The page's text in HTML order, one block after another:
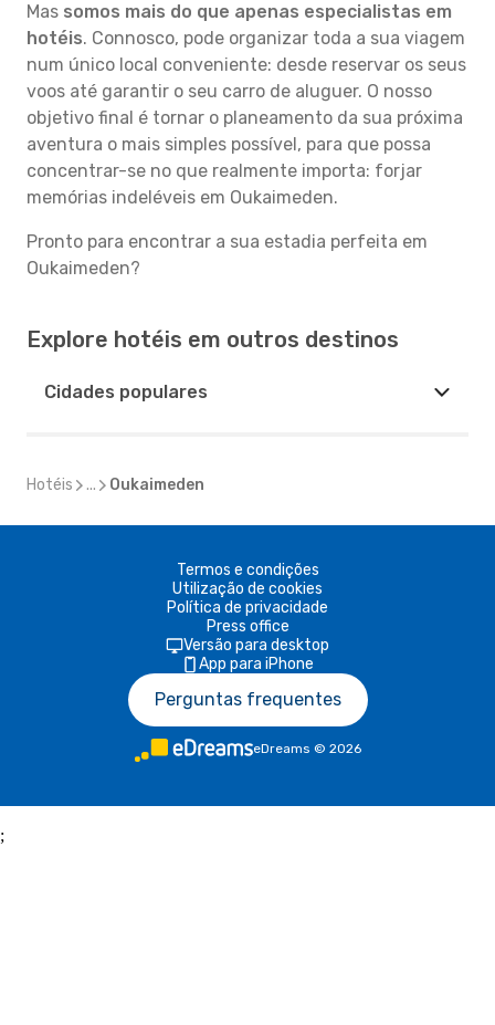
Mas somos mais do que apenas especialistas em
hotéis. Connosco, pode organizar toda a sua viagem
num único local conveniente: desde reservar os seus
voos até garantir o seu carro de aluguer. O nosso
objetivo final é tornar o planeamento da sua próxima
aventura o mais simples possível, para que possa
concentrar-se no que realmente importa: forjar
memórias indeléveis em Oukaimeden.
Pronto para encontrar a sua estadia perfeita em
Oukaimeden?
Explore hotéis em outros destinos
Cidades populares
Hotéis ... Oukaimeden
Termos e condições
Utilização de cookies
Política de privacidade
Press office
Versão para desktop
App para iPhone
Perguntas frequentes
eDreams © 2026
;